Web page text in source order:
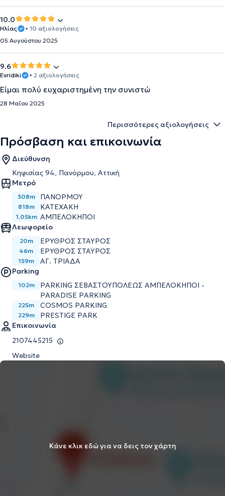
10.0
Ηλίας
• 10 αξιολογήσεις
05 Αυγούστου 2025
9.6
Εvridiki • 2 αξιολογήσεις
Είμαι πολύ ευχαριστημένη την συνιστώ
28 Μαΐου 2025
Περισσότερες αξιολογήσεις
Πρόσβαση και επικοινωνία
Διεύθυνση
Κηφισίας 94, Πανόρμου, Αττική
Μετρό
308m ΠΑΝΟΡΜΟΥ
818m ΚΑΤΕΧΑΚΗ
1,05km ΑΜΠΕΛΟΚΗΠΟΙ
Λεωφορείο
20m ΕΡΥΘΡΟΣ ΣΤΑΥΡΟΣ
46m ΕΡΥΘΡΟΣ ΣΤΑΥΡΟΣ
159m
ΑΓ. ΤΡΙΑΔΑ
Parking
102m
PARKING ΣΕΒΑΣΤΟΥΠΟΛΕΩΣ ΑΜΠΕΛΟΚΗΠΟΙ -
PARADISE PARKING
225m COSMOS PARKING
229m
PRESTIGE PARK
Επικοινωνία
2107445215
Website
Κάνε κλικ εδώ για να δεις τον χάρτη